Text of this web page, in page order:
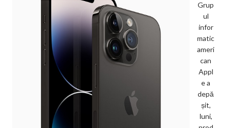
Grup
ul
infor
matic
ameri
can
Appl
e a
depă
șit,
luni,